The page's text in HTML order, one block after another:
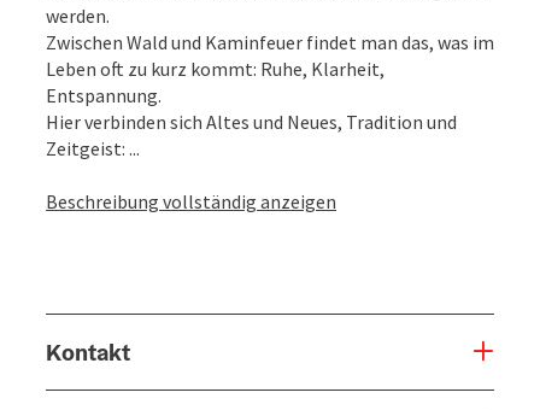
werden.
Zwischen Wald und Kaminfeuer findet man das, was im
Leben oft zu kurz kommt: Ruhe, Klarheit,
Entspannung.
Hier verbinden sich Altes und Neues, Tradition und
Zeitgeist: ...
Beschreibung vollständig anzeigen
Kontakt